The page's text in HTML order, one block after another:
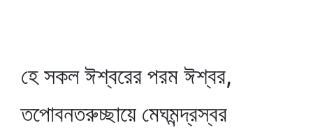
হে সকল ঈশ্বরের পরম ঈশ্বর,
তপোবনতরুচ্ছায়ে মেঘমন্দ্রস্বর